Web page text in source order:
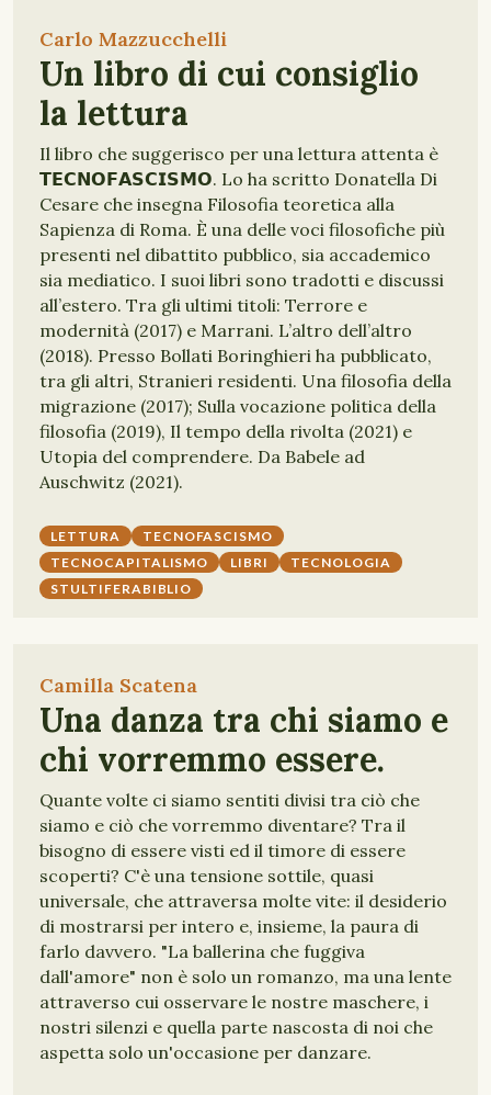
Carlo Mazzucchelli
Un libro di cui consiglio
la lettura
Il libro che suggerisco per una lettura attenta è
𝗧𝗘𝗖𝗡𝗢𝗙𝗔𝗦𝗖𝗜𝗦𝗠𝗢. Lo ha scritto Donatella Di
Cesare che insegna Filosofia teoretica alla
Sapienza di Roma. È una delle voci filosofiche più
presenti nel dibattito pubblico, sia accademico
sia mediatico. I suoi libri sono tradotti e discussi
all’estero. Tra gli ultimi titoli: Terrore e
modernità (2017) e Marrani. L’altro dell’altro
(2018). Presso Bollati Boringhieri ha pubblicato,
tra gli altri, Stranieri residenti. Una filosofia della
migrazione (2017); Sulla vocazione politica della
filosofia (2019), Il tempo della rivolta (2021) e
Utopia del comprendere. Da Babele ad
Auschwitz (2021).
LETTURA
TECNOFASCISMO
TECNOCAPITALISMO
LIBRI
TECNOLOGIA
STULTIFERABIBLIO
Camilla Scatena
Una danza tra chi siamo e
chi vorremmo essere.
Quante volte ci siamo sentiti divisi tra ciò che
siamo e ciò che vorremmo diventare? Tra il
bisogno di essere visti ed il timore di essere
scoperti? C'è una tensione sottile, quasi
universale, che attraversa molte vite: il desiderio
di mostrarsi per intero e, insieme, la paura di
farlo davvero. "La ballerina che fuggiva
dall'amore" non è solo un romanzo, ma una lente
attraverso cui osservare le nostre maschere, i
nostri silenzi e quella parte nascosta di noi che
aspetta solo un'occasione per danzare.